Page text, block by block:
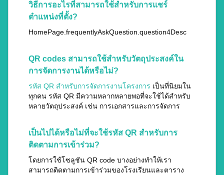
วิธีการอะไรที่สามารถใช้สำหรับการแชร์
ตำแหน่งที่ตั้ง?
HomePage.frequentlyAskQuestion.question4Desc
QR codes สามารถใช้สำหรับวัตถุประสงค์ใน
การจัดการงานได้หรือไม่?
รหัส QR สำหรับการจัดการงานโครงการ เป็นที่นิยมใน
ทุกคน รหัส QR มีความหลากหลายพอที่จะใช้ได้สำหรับ
หลายวัตถุประสงค์ เช่น การเอกสารและการจัดการ
เป็นไปได้หรือไม่ที่จะใช้รหัส QR สำหรับการ
ติดตามการเข้าร่วม?
โดยการใช้โซลูชัน QR code บางอย่างทำให้เรา
สามารถติดตามการเข้าร่วมของโรงเรียนและตาราง